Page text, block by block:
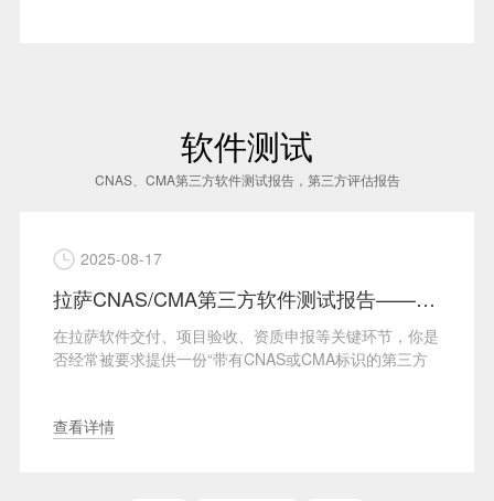
软件测试
CNAS、CMA第三方软件测试报告，第三方评估报告
2025-08-17
拉萨CNAS/CMA第三方软件测试报告——不只是盖章，更是技术信任的背书
在拉萨软件交付、项目验收、资质申报等关键环节，你是
否经常被要求提供一份“带有CNAS或CMA标识的第三方
查看详情